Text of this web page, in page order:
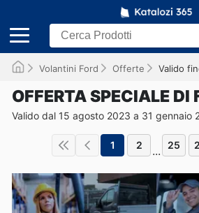
Volantini Ford Offerte Valido
OFFERTA SPECIALE DI
Valido dal 15 agosto 2023 a 31 gennaio
1 2 ... 25